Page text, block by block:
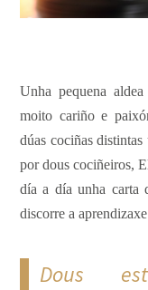
Unha pequena
moito cariño e
dúas cociñas
por dous cociñeiros,
día a día unha carta
discorre a
Dous